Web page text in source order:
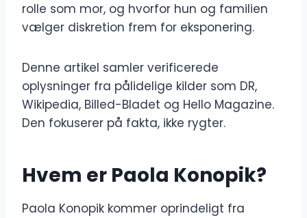
rolle som mor, og hvorfor hun og familien
vælger diskretion frem for eksponering.
Denne artikel samler verificerede
oplysninger fra pålidelige kilder som DR,
Wikipedia, Billed-Bladet og Hello Magazine.
Den fokuserer på fakta, ikke rygter.
Hvem er Paola Konopik?
Paola Konopik kommer oprindeligt fra